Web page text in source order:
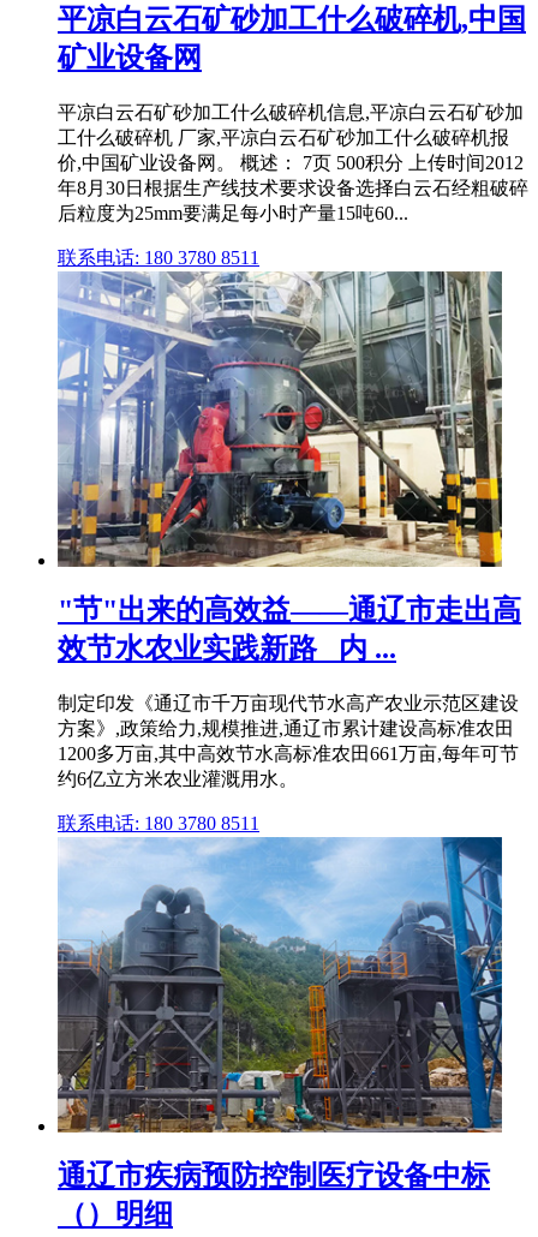
平凉白云石矿砂加工什么破碎机,中国
矿业设备网
平凉白云石矿砂加工什么破碎机信息,平凉白云石矿砂加
工什么破碎机 厂家,平凉白云石矿砂加工什么破碎机报
价,中国矿业设备网。 概述： 7页 500积分 上传时间2012
年8月30日根据生产线技术要求设备选择白云石经粗破碎
后粒度为25mm要满足每小时产量15吨60...
联系电话: 180 3780 8511
"节"出来的高效益——通辽市走出高
效节水农业实践新路 _内 ...
制定印发《通辽市千万亩现代节水高产农业示范区建设
方案》,政策给力,规模推进,通辽市累计建设高标准农田
1200多万亩,其中高效节水高标准农田661万亩,每年可节
约6亿立方米农业灌溉用水。
联系电话: 180 3780 8511
通辽市疾病预防控制医疗设备中标
（）明细